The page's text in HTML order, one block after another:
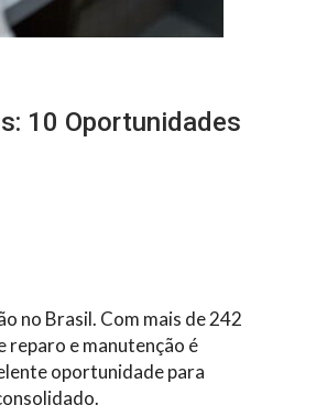
10 Oportunidades
no Brasil. Com mais de 242
reparo e manutenção é
oportunidade para